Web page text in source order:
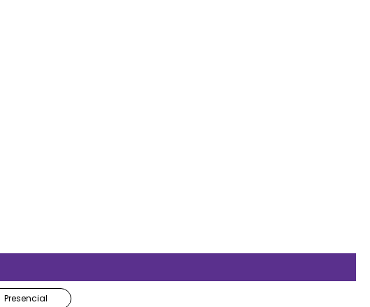
Presencial